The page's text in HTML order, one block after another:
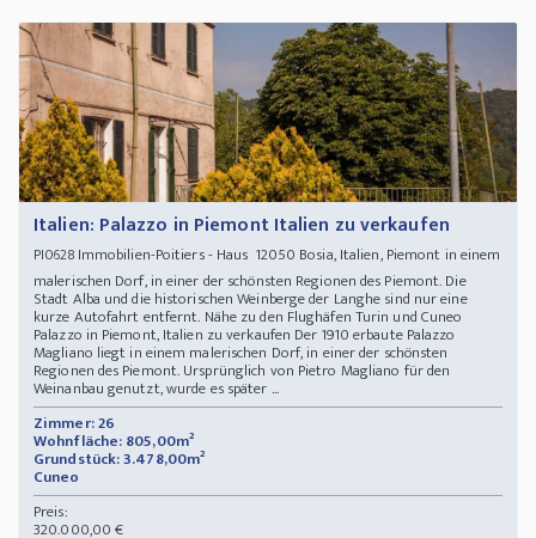
Italien: Palazzo in Piemont Italien zu verkaufen
PI0628Immobilien-Poitiers - Haus 12050 Bosia, Italien, Piemont in einem
malerischen Dorf, in einer der schönsten Regionen des Piemont. Die
Stadt Alba und die historischen Weinberge der Langhe sind nur eine
kurze Autofahrt entfernt. Nähe zu den Flughäfen Turin und Cuneo
Palazzo in Piemont, Italien zu verkaufen Der 1910 erbaute Palazzo
Magliano liegt in einem malerischen Dorf, in einer der schönsten
Regionen des Piemont. Ursprünglich von Pietro Magliano für den
Weinanbau genutzt, wurde es später ...
Zimmer: 26
Wohnfläche: 805,00m²
Grundstück: 3.478,00m²
Cuneo
Preis:
320.000,00 €